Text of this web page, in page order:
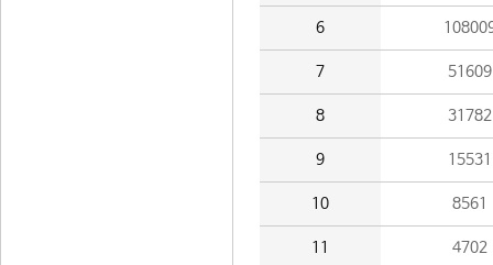
6
7 51609
8 31782
9 15531
10 8561
11 4702